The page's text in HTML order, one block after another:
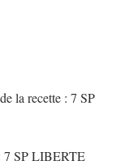
la recette : 7 SP
7 SP LIBERTE